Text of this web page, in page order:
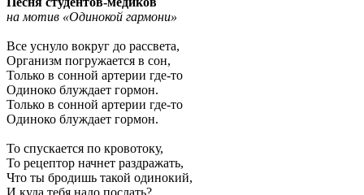
на мотив «Одинокой гармони»
Все уснуло вокруг до рассвета,
Организм погружается в сон,
Только в сонной артерии где-то
Одиноко блуждает гормон.
Только в сонной артерии где-то
Одиноко блуждает гормон.
То спускается по кровотоку,
То рецептор начнет раздражать,
Что ты бродишь такой одинокий,
И куда тебя надо послать?